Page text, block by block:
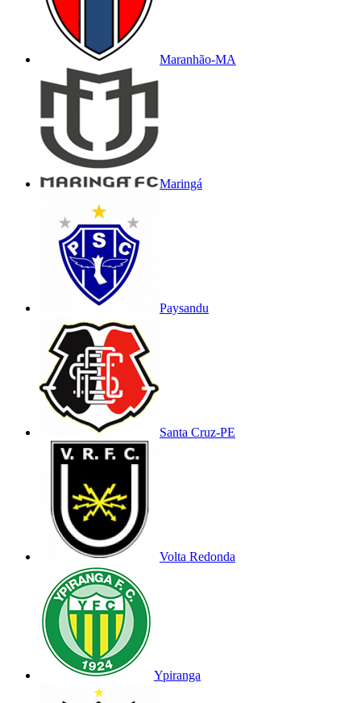
Maranhão-MA
Maringá
Paysandu
Santa Cruz-PE
Volta Redonda
Ypiranga